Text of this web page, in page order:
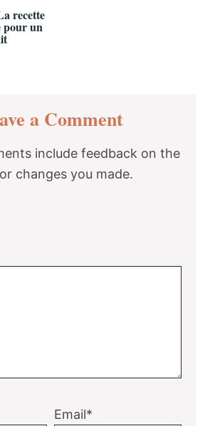
recette
pour un
a Comment
include feedback on the
changes you made.
Email*